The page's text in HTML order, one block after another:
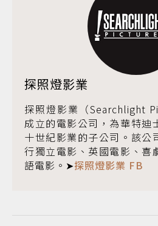
探照燈影業
探照燈影業（Searchlight
成立的電影公司，為華特迪
十世紀影業的子公司。該公
行獨立電影、英國電影、喜
語電影。➤探照燈影業 FB